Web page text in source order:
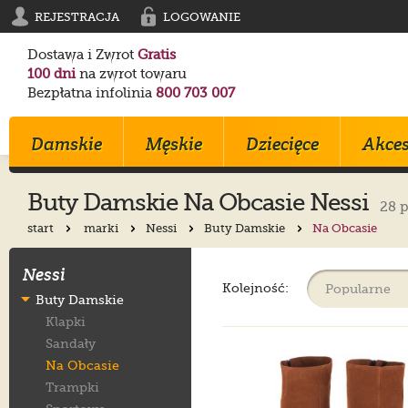
REJESTRACJA LOGOWANIE
Dostawa i Zwrot Gratis
100 dnina zwrot towaru
Bezpłatna infolinia 800 703 007
Damskie
Sandały
Na Obcasie
Trampki
Sportowe
Botki
Półbuty
Converse
Crocs
Maciejka
Melissa
Blundstone
Męskie
Trampki
Sztyblety
Sportowe
Półbuty
Sandały
Glany
Blundstone
Converse
Skechers
Crocs
Tommy Hilfiger
Dziecięce
Sportowe
Klapki
Sandałki
Kozaki
Trzewiki
Balerinki
Crocs
Birkenstock
Geox
Salomon
EMU Australia
Buty Damskie Na Obcasie Nessi 28
start marki Nessi Buty Damskie Na Obcasie
Nessi
Buty Damskie
Klapki
Sandały
Na Obcasie
Trampki
Kolejność: